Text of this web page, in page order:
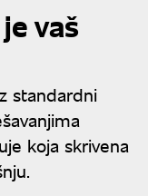
vaš
standardni
koja skrivena